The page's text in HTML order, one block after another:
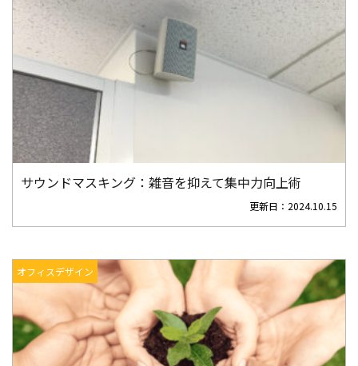
サウンドマスキング：雑音を抑えて集中力向上術
更新日： 2024.10.15
オフィスデザイン